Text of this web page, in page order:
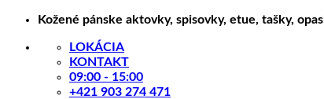
Skip
content
Kožené pánske aktovky, spisovky, etue, tašky,
LOKÁCIA
KONTAKT
09:00 - 15:00
+421 903 274 471